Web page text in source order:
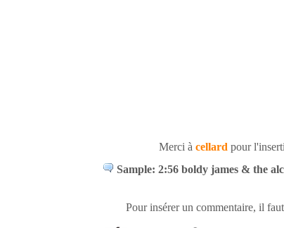
Merci à cellard pour
Sample: 2:56 boldy james & the
Pour insérer un commentaire, il